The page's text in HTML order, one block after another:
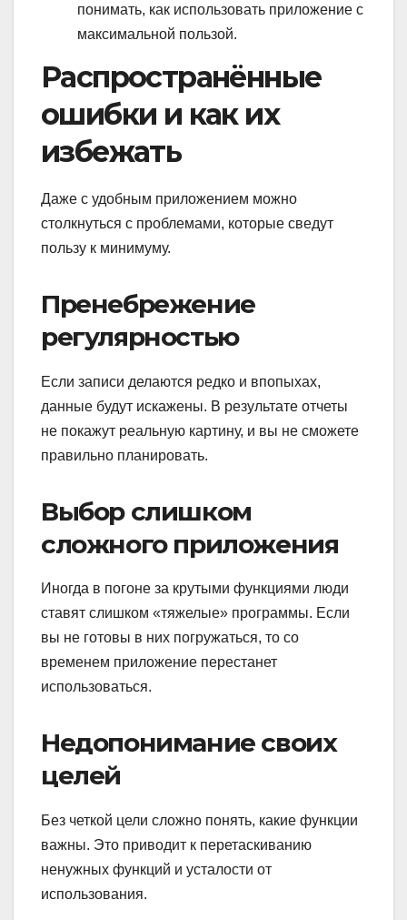
понимать, как использовать приложение с
максимальной пользой.
Распространённые
ошибки и как их
избежать
Даже с удобным приложением можно
столкнуться с проблемами, которые сведут
пользу к минимуму.
Пренебрежение
регулярностью
Если записи делаются редко и впопыхах,
данные будут искажены. В результате отчеты
не покажут реальную картину, и вы не сможете
правильно планировать.
Выбор слишком
сложного приложения
Иногда в погоне за крутыми функциями люди
ставят слишком «тяжелые» программы. Если
вы не готовы в них погружаться, то со
временем приложение перестанет
использоваться.
Недопонимание своих
целей
Без четкой цели сложно понять, какие функции
важны. Это приводит к перетаскиванию
ненужных функций и усталости от
использования.